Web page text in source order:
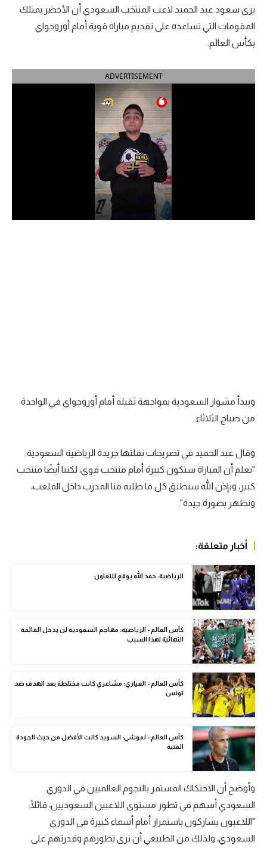
الدوري الإنجليزي الممتاز
الدوري الإسباني
الدوري السعودي للمحترفين
دوري أبطال إفريقيا
سعودي في الجول
الدوري الإنجليزي
الدوري الإسباني
دوري أبطال أوروبا
القسم الثاني
أمم إفريقيا
كرة السلة الأمريكية
كرة سلة
كرة يد
كرة طائرة
الوطن العربي
في المونديال
رياضة نسائية
آسيا
أمريكا
ركن الألعاب
أقسام خاصة
Gamers
يرى سعود عبد الحميد لاعب المنتخب السعودي أن الأخضر يمتلك
المقومات التي تساعده على تقديم مباراة قوية أمام أوروجواي
بكأس العالم.
ADVERTISEMENT
ويبدأ مشوار السعودية بمواجهة ثقيلة أمام أوروجواي في الواحدة
من صباح الثلاثاء.
وقال عبد الحميد في تصريحات نقلتها جريدة الرياضية السعودية:
"نعلم أن المباراة ستكون كبيرة أمام منتخب قوي، لكننا أيضًا منتخب
كبير، وبإذن الله سنطبق كل ما طلبه منا المدرب داخل الملعب،
ونظهر بصورة جيدة".
أخبار متعلقة:
الرياضية: حمد الله يوقع للتعاون
كأس العالم - الرياضية: مهاجم السعودية لن يدخل القائمة
النهائية لهذا السبب
كأس العالم - العياري: مشاعري كانت مختلطة بعد الهدف ضد
تونس
كأس العالم - لموشي: السويد كانت الأفضل من حيث الجودة
الفنية
وأوضح أن الاحتكاك المستمر بالنجوم العالميين في الدوري
السعودي أسهم في تطور مستوى اللاعبين السعوديين، قائلًا:
"اللاعبون يشاركون باستمرار أمام أسماء كبيرة في الدوري
السعودي، ولذلك من الطبيعي أن نرى تطورهم وقدرتهم على